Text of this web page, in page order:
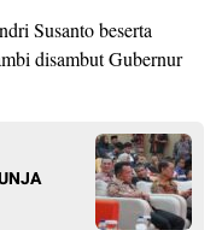
Susanto beserta
disambut Gubernur